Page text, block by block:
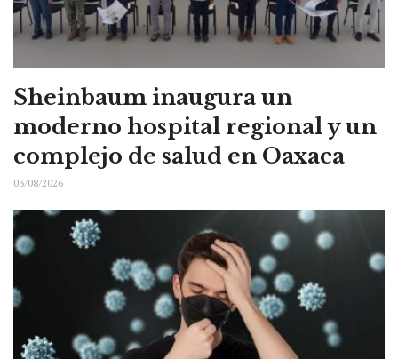
Sheinbaum inaugura un
moderno hospital regional y un
complejo de salud en Oaxaca
03/08/2026